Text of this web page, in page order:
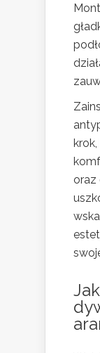
oraz